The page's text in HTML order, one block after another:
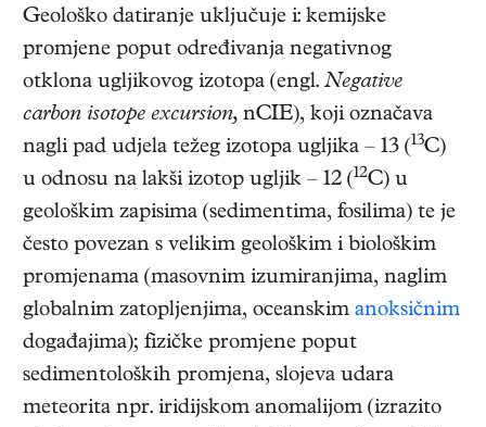
Geološko datiranje uključuje i: kemijske
promjene poput određivanja negativnog
otklona ugljikovog izotopa (engl. Negative
carbon isotope excursion, nCIE), koji označava
nagli pad udjela težeg izotopa ugljika – 13 (13C)
u odnosu na lakši izotop ugljik – 12 (12C) u
geološkim zapisima (sedimentima, fosilima) te je
često povezan s velikim geološkim i biološkim
promjenama (masovnim izumiranjima, naglim
globalnim zatopljenjima, oceanskim anoksičnim
događajima); fizičke promjene poput
sedimentoloških promjena, slojeva udara
meteorita npr. iridijskom anomalijom (izrazito